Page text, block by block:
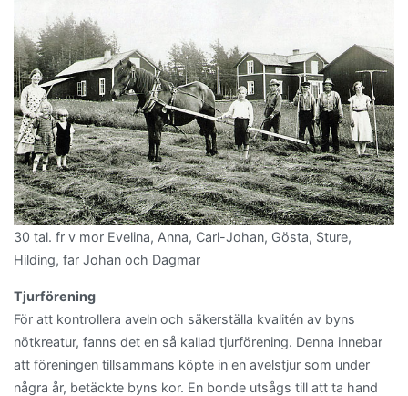
30 tal. fr v mor Evelina, Anna, Carl-Johan, Gösta, Sture,
Hilding, far Johan och Dagmar
Tjurförening
För att kontrollera aveln och säkerställa kvalitén av byns
nötkreatur, fanns det en så kallad tjurförening. Denna innebar
att föreningen tillsammans köpte in en avelstjur som under
några år, betäckte byns kor. En bonde utsågs till att ta hand